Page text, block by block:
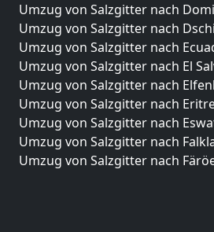
Umzug von Salzgitter nach
Umzug von Salzgitter nach
Umzug von Salzgitter nach
Umzug von Salzgitter nach El
Umzug von Salzgitter nach
Umzug von Salzgitter nach
Umzug von Salzgitter nach
Umzug von Salzgitter nach
Umzug von Salzgitter nach